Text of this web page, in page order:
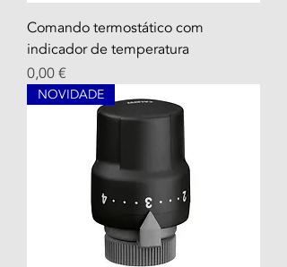
Comando termostático com
indicador de temperatura
Prix
0,00 €
NOVIDADE